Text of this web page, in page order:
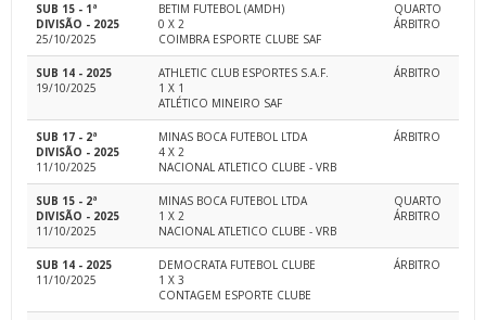
SUB 15 - 1ª
DIVISÃO - 2025
25/10/2025
BETIM FUTEBOL (AMDH)
0 X 2
COIMBRA ESPORTE CLUBE SAF
QUARTO
ÁRBITRO
SUB 14 - 2025
19/10/2025
ATHLETIC CLUB ESPORTES S.A.F.
1 X 1
ATLÉTICO MINEIRO SAF
ÁRBITRO
SUB 17 - 2ª
DIVISÃO - 2025
11/10/2025
MINAS BOCA FUTEBOL LTDA
4 X 2
NACIONAL ATLETICO CLUBE - VRB
ÁRBITRO
SUB 15 - 2ª
DIVISÃO - 2025
11/10/2025
MINAS BOCA FUTEBOL LTDA
1 X 2
NACIONAL ATLETICO CLUBE - VRB
QUARTO
ÁRBITRO
SUB 14 - 2025
11/10/2025
DEMOCRATA FUTEBOL CLUBE
1 X 3
CONTAGEM ESPORTE CLUBE
ÁRBITRO